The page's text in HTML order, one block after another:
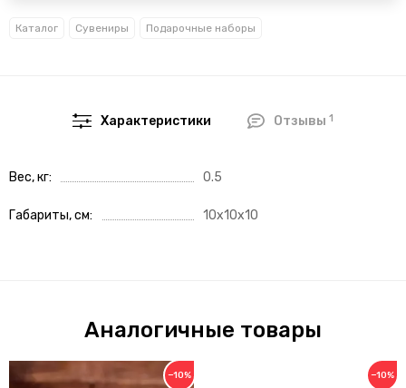
Каталог Сувениры Подарочные наборы
Характеристики Отзывы 1
Вес, кг 0.5
Габариты, см 10x10x10
Аналогичные товары
−10% −10%